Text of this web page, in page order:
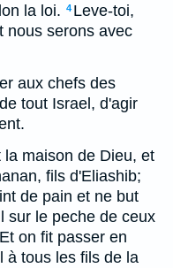
la loi. 4 Leve-toi,
nous serons avec
aux chefs des
tout Israel, d'agir
maison de Dieu, et
fils d'Eliashib;
de pain et ne but
sur le peche de ceux
Et on fit passer en
à tous les fils de la